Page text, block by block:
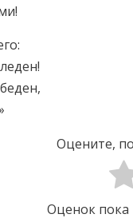
Оцените,
Оценок пока